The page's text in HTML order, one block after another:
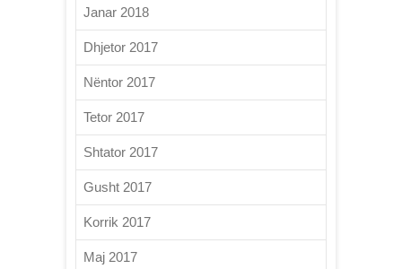
Janar 2018
Dhjetor 2017
Nëntor 2017
Tetor 2017
Shtator 2017
Gusht 2017
Korrik 2017
Maj 2017